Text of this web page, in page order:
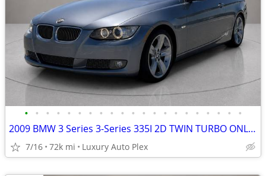
• • • • • • • • • • • • • • • • • • • • •
2009 BMW 3 Series 3-Series 335I 2D TWIN TURBO ONLY 71,000 MILES Conver
7/16 72k mi Luxury Auto Plex